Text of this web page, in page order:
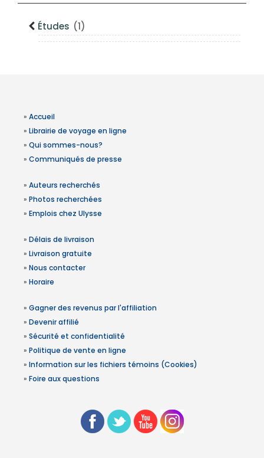
Études (1)
» Accueil
» Librairie de voyage en ligne
» Qui sommes-nous?
» Communiqués de presse
» Auteurs recherchés
» Photos recherchées
» Emplois chez Ulysse
» Délais de livraison
» Livraison gratuite
» Nous contacter
» Horaire
» Gagner des revenus par l'affiliation
» Devenir affilié
» Sécurité et confidentialité
» Politique de vente en ligne
» Information sur les fichiers témoins (Cookies)
» Foire aux questions